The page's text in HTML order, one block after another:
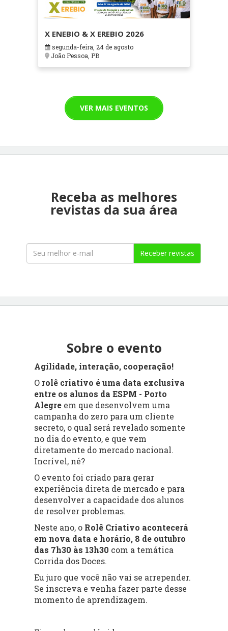
X ENEBIO & X EREBIO 2026
segunda-feira, 24 de agosto
João Pessoa, PB
VER MAIS EVENTOS
Receba as melhores
revistas da sua área
Receber revistas
Sobre o evento
Agilidade, interação, cooperação!
O rolê criativo é uma data exclusiva
entre os alunos da ESPM - Porto
Alegre em que desenvolvem uma
campanha do zero para um cliente
secreto, o qual será revelado somente
no dia do evento, e que vem
diretamente do mercado nacional.
Incrível, né?
O evento foi criado para gerar
experiência direta de mercado e para
desenvolver a capacidade dos alunos
de resolver problemas.
Neste ano, o Rolê Criativo acontecerá
em nova data e horário, 8 de outubro
das 7h30 às 13h30 com a temática
Corrida dos Doces.
Eu juro que você não vai se arrepender.
Se inscreva e venha fazer parte desse
momento de aprendizagem.